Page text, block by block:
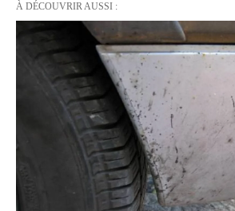
À DÉCOUVRIR AUSSI :